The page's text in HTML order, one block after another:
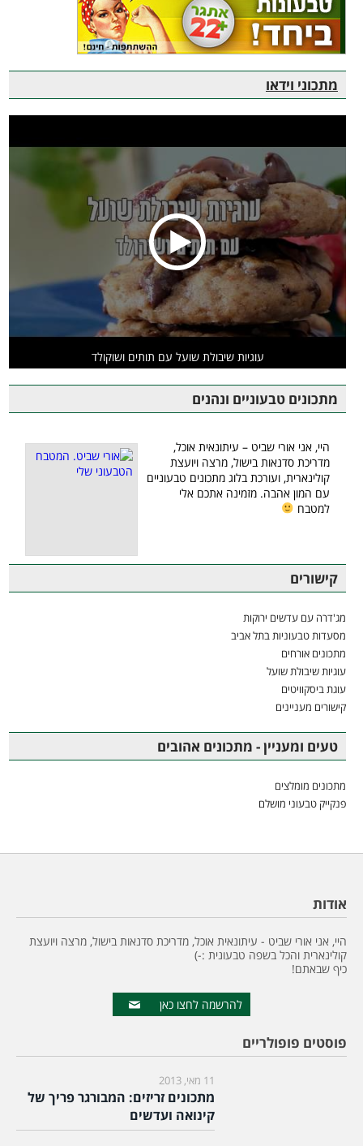
מתכוני וידאו
עוגיות שיבולת שועל עם תותים ושוקולד
מתכונים טבעוניים ונהנים
היי, אני אורי שביט – עיתונאית אוכל,
מדריכת סדנאות בישול, מרצה ויועצת
קולינארית, ועורכת בלוג מתכונים טבעוניים
עם המון אהבה. מזמינה אתכם אלי
למטבח
קישורים
מג'דרה עם עדשים ירוקות
מסעדות טבעוניות בתל אביב
מתכונים אורחים
עוגיות שיבולת שועל
עוגת ביסקוויטים
קישורים מעניינים
טעים ומעניין - מתכונים אהובים
מתכונים מומלצים
פנקייק טבעוני מושלם
אודות
היי, אני אורי שביט - עיתונאית אוכל, מדריכת סדנאות בישול, מרצה ויועצת
קולינארית והכל בשפה טבעונית :-)
כיף שבאתם!
להרשמה לחצו כאן
פוסטים פופולריים
11 מאי, 2013
מתכונים זריזים: המבורגר פריך של
קינואה ועדשים